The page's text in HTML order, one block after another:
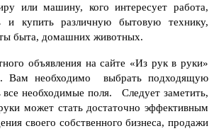
или машину, кого интересует работа,
и купить различную бытовую технику,
быта, домашних животных.
объявления на сайте «Из рук в руки»
Вам необходимо выбрать подходящую
все необходимые поля. Следует заметить,
может стать достаточно эффективным
своего собственного бизнеса, продажи